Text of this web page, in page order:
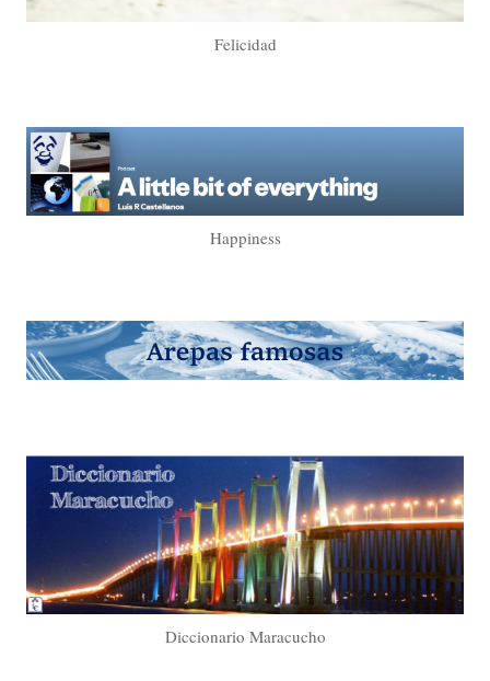
Felicidad
Happiness
Diccionario Maracucho